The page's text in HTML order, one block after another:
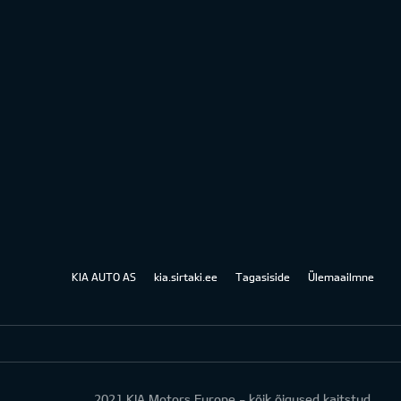
KIA AUTO AS kia.sirtaki.ee Tagasiside Ülemaailmne